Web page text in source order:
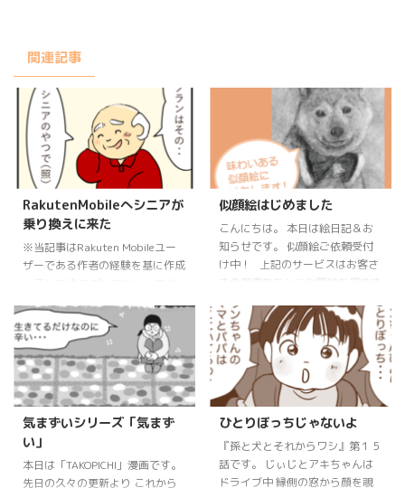
関連記事
RakutenMobileへシニアが
乗り換えに来た
※当記事はRakuten Mobileユー
ザーである作者の経験を基に作成
予定です。
似顔絵はじめました
こんにちは。 本日は絵日記＆お
知らせです。 似顔絵ご依頼受付
け中！ 上記のサービスはお客さ
まの写真をもとに似顔絵を描きま
つのサービス内容は同じです。人
物と動物を別々に出品していま
す。 ここからは 依頼の詳細につ
いてご説明させていただきます。
＊納品日数は7日にしています。
ご相談ください。 ＊納品データ
はpng・jpgです。（印刷はご自
身でお願いします） ＊納品サイ
ズ 300dpi ＊オプションサービ
ス○人物 /動物追加 （1人/1匹
気まずいシリーズ「気まず
い」
本日は「TAKOPICHI」漫画です。
先日の久々の更新より これから
ひとりぼっちじゃないよ
『孫と犬とそれからワシ』第１５
話です。 じぃじとアキちゃんは
ドライブ中 縁側の窓から顔を覗